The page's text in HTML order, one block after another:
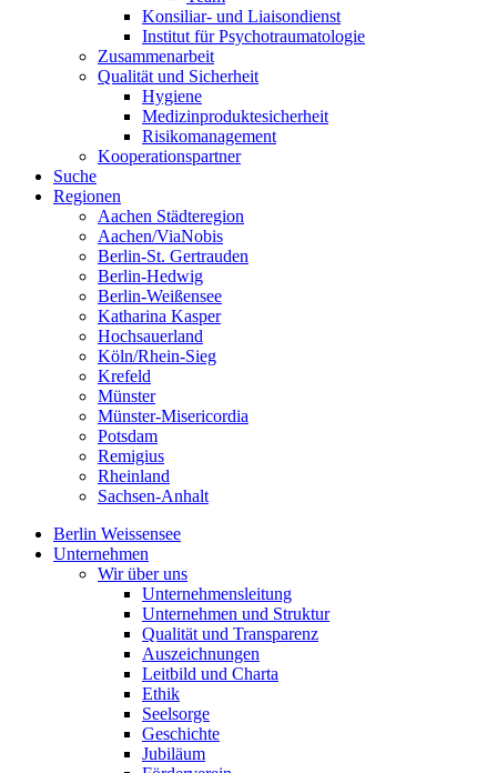
Konsiliar- und Liaisondienst
Institut für Psychotraumatologie
Zusammenarbeit
Qualität und Sicherheit
Hygiene
Medizinproduktesicherheit
Risikomanagement
Kooperationspartner
Suche
Regionen
Aachen Städteregion
Aachen/ViaNobis
Berlin-St. Gertrauden
Berlin-Hedwig
Berlin-Weißensee
Katharina Kasper
Hochsauerland
Köln/Rhein-Sieg
Krefeld
Münster
Münster-Misericordia
Potsdam
Remigius
Rheinland
Sachsen-Anhalt
Berlin Weissensee
Unternehmen
Wir über uns
Unternehmensleitung
Unternehmen und Struktur
Qualität und Transparenz
Auszeichnungen
Leitbild und Charta
Ethik
Seelsorge
Geschichte
Jubiläum